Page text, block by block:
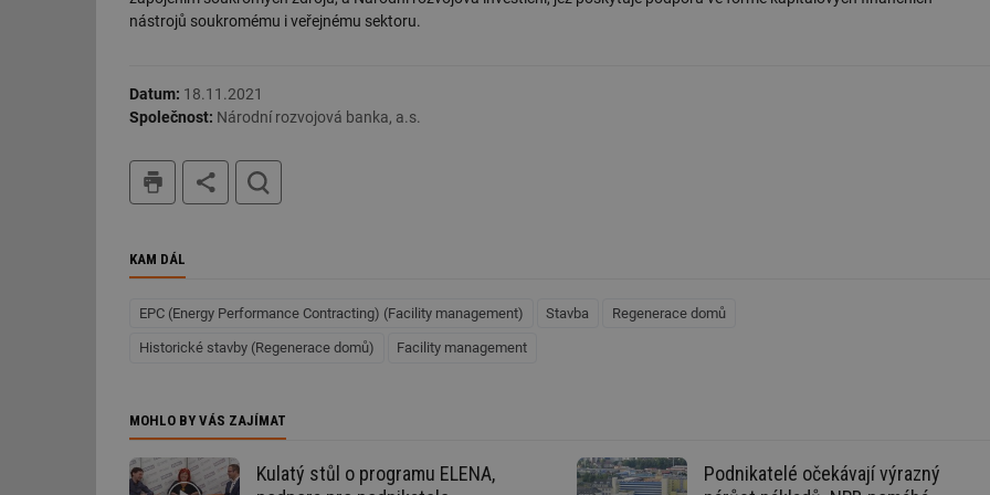
nástrojů soukromému i veřejnému sektoru.
Datum: 18.11.2021
Společnost: Národní rozvojová banka, a.s.
tisk
KAM DÁL
EPC (Energy Performance Contracting) (Facility management) Stavba Regenerace domů
Historické stavby (Regenerace domů) Facility management
MOHLO BY VÁS ZAJÍMAT
Kulatý stůl o programu ELENA,
Podnikatelé očekávají výrazný
g_csrf_token
_hjAbsoluteSessionInProgress
.tzb-info.cz
týdny
_hjFirstSeen
Hotjar Ltd
.tzb-info.cz
29 minut
59 sekund
Soubor cookie je nastaven tak, aby
začátek cesty uživatele pro celkový počet